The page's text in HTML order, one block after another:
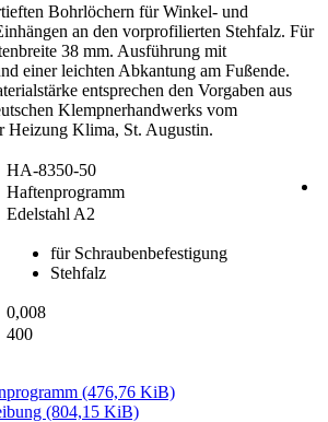
Bohrlöchern für Winkel- und
an den vorprofilierten Stehfalz. Für
38 mm. Ausführung mit
einer leichten Abkantung am Fußende.
entsprechen den Vorgaben aus
Klempnerhandwerks vom
Heizung Klima, St. Augustin.
HA-8350-50
Haftenprogramm
Edelstahl A2
für Schraubenbefestigung
Stehfalz
0,008
400
(476,76 KiB)
(804,15 KiB)